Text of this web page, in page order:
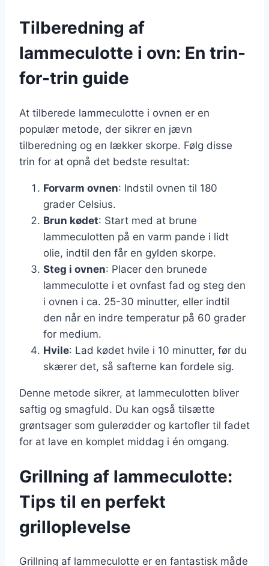
Tilberedning af
lammeculotte i ovn: En trin-
for-trin guide
At tilberede lammeculotte i ovnen er en
populær metode, der sikrer en jævn
tilberedning og en lækker skorpe. Følg disse
trin for at opnå det bedste resultat:
Forvarm ovnen: Indstil ovnen til 180
grader Celsius.
Brun kødet: Start med at brune
lammeculotten på en varm pande i lidt
olie, indtil den får en gylden skorpe.
Steg i ovnen: Placer den brunede
lammeculotte i et ovnfast fad og steg den
i ovnen i ca. 25-30 minutter, eller indtil
den når en indre temperatur på 60 grader
for medium.
Hvile: Lad kødet hvile i 10 minutter, før du
skærer det, så safterne kan fordele sig.
Denne metode sikrer, at lammeculotten bliver
saftig og smagfuld. Du kan også tilsætte
grøntsager som gulerødder og kartofler til fadet
for at lave en komplet middag i én omgang.
Grillning af lammeculotte:
Tips til en perfekt
grilloplevelse
Grillning af lammeculotte er en fantastisk måde